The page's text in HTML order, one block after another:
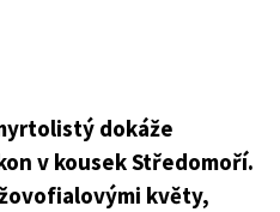
dokáže
v kousek Středomoří.
květy,